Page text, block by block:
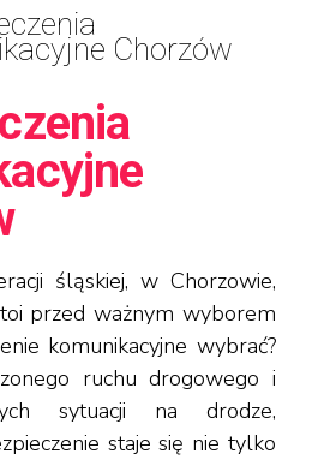
Chorzów
śląskiej, w Chorzowie,
przed ważnym wyborem
komunikacyjne wybrać?
ruchu drogowego i
sytuacji na drodze,
staje się nie tylko